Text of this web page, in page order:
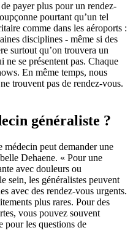
payer plus pour un rendez-
pourtant qu’un tel
comme dans les aéroports :
disciplines - même si des
surtout qu’on trouvera un
ne se présentent pas. Chaque
En même temps, nous
trouvent pas de rendez-vous.
généraliste ?
médecin peut demander une
Dehaene. « Pour une
avec douleurs ou
sein, les généralistes peuvent
avec des rendez-vous urgents.
plus rares. Pour des
vous pouvez souvent
pour les questions de